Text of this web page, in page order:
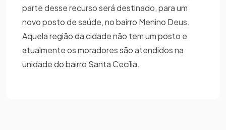
parte desse recurso será destinado, para um
novo posto de saúde, no bairro Menino Deus.
Aquela região da cidade não tem um posto e
atualmente os moradores são atendidos na
unidade do bairro Santa Cecília.